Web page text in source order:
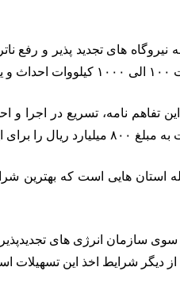
های تجدید پذیر و رفع
تفاهم نامه، تسریع در اجرا
اجرا شود.
هایی است که بهترین
سازمان انرژی های